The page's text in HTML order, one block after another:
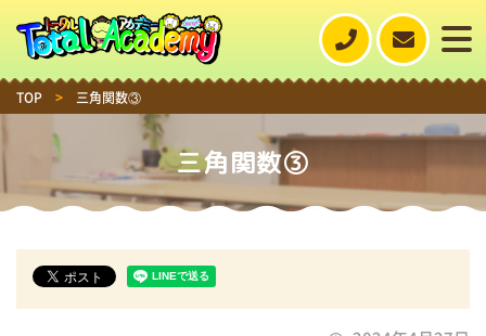
TOP > 三角関数③
三角関数③